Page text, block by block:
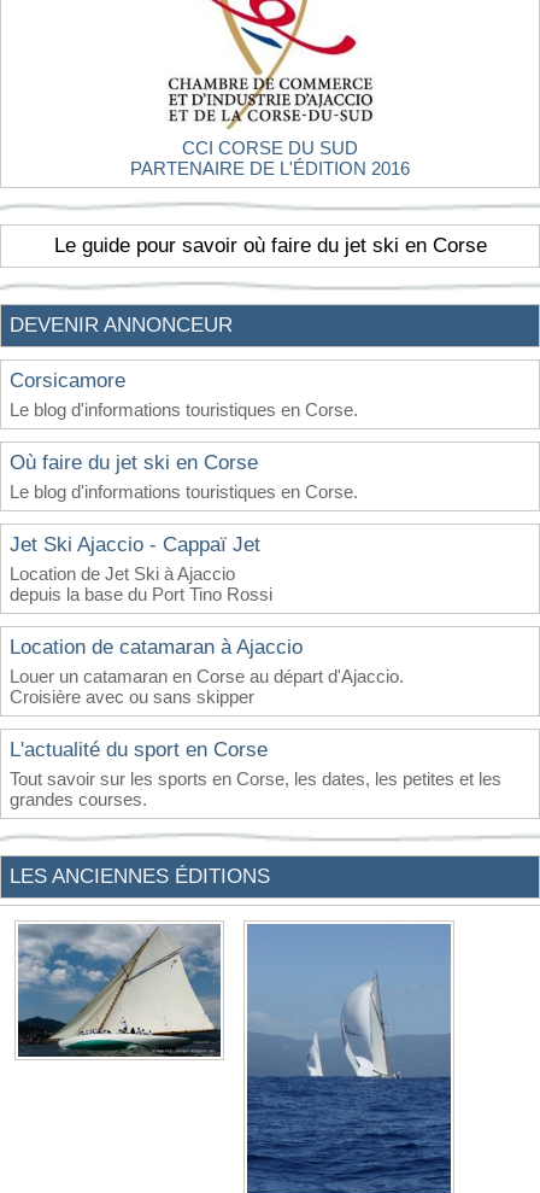
CCI CORSE DU SUD
PARTENAIRE DE L'ÉDITION 2016
Le guide pour savoir où faire du jet ski en Corse
DEVENIR ANNONCEUR
Corsicamore
Le blog d'informations touristiques en Corse.
Où faire du jet ski en Corse
Le blog d'informations touristiques en Corse.
Jet Ski Ajaccio - Cappaï Jet
Location de Jet Ski à Ajaccio
depuis la base du Port Tino Rossi
Location de catamaran à Ajaccio
Louer un catamaran en Corse au départ d'Ajaccio.
Croisière avec ou sans skipper
L'actualité du sport en Corse
Tout savoir sur les sports en Corse, les dates, les petites et les
grandes courses.
LES ANCIENNES ÉDITIONS